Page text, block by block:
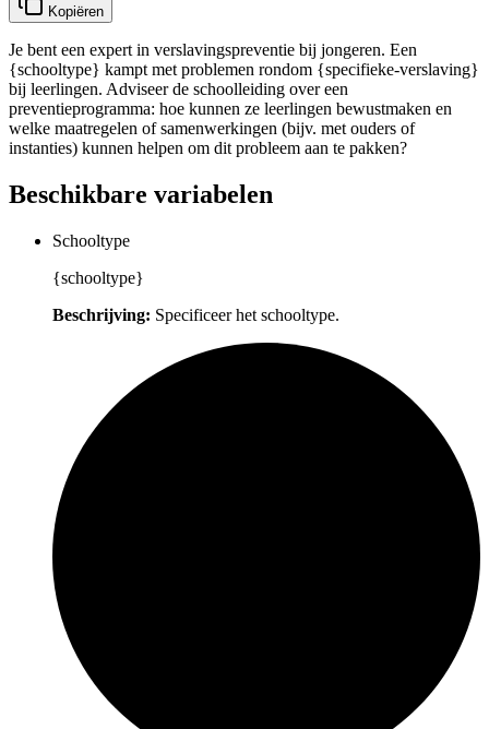
Kopiëren
Je bent een expert in verslavingspreventie bij jongeren. Een
{schooltype} kampt met problemen rondom {specifieke-verslaving}
bij leerlingen. Adviseer de schoolleiding over een
preventieprogramma: hoe kunnen ze leerlingen bewustmaken en
welke maatregelen of samenwerkingen (bijv. met ouders of
instanties) kunnen helpen om dit probleem aan te pakken?
Beschikbare variabelen
Schooltype
{schooltype}
Beschrijving: Specificeer het schooltype.